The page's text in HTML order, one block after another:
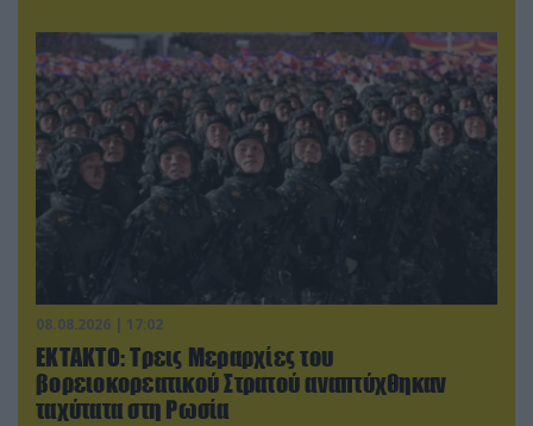
08.08.2026 | 17:02
ΕΚΤΑΚΤΟ: Τρεις Μεραρχίες του
βορειοκορεατικού Στρατού αναπτύχθηκαν
ταχύτατα στη Ρωσία